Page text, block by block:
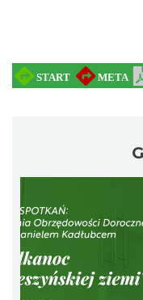
0.21 km
Spektakl
Cieszyn
0.21 km